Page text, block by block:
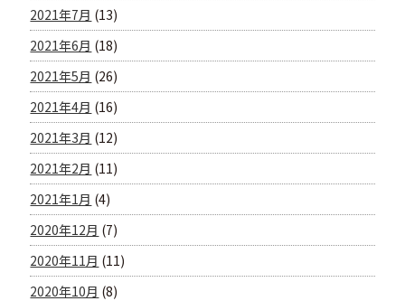
2021年7月 (13)
2021年6月 (18)
2021年5月 (26)
2021年4月 (16)
2021年3月 (12)
2021年2月 (11)
2021年1月 (4)
2020年12月 (7)
2020年11月 (11)
2020年10月 (8)